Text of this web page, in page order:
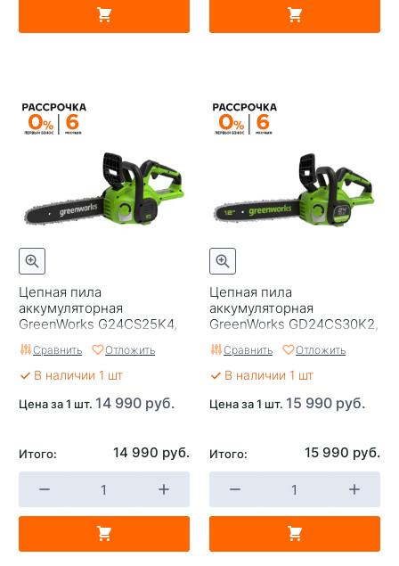
Цепная пила
аккумуляторная
GreenWorks G24CS25K4,
24V, 25см, c АКБ 4Ач и ЗУ
Сравнить Отложить
В наличии 1 шт
Цена за 1 шт. 14 990 руб.
Итого: 14 990 руб.
Цепная пила
аккумуляторная
GreenWorks GD24CS30K2,
24V, 30см, бесщеточная,
c АКБ 2 Ач и ЗУ
Сравнить Отложить
В наличии 1 шт
Цена за 1 шт. 15 990 руб.
Итого: 15 990 руб.